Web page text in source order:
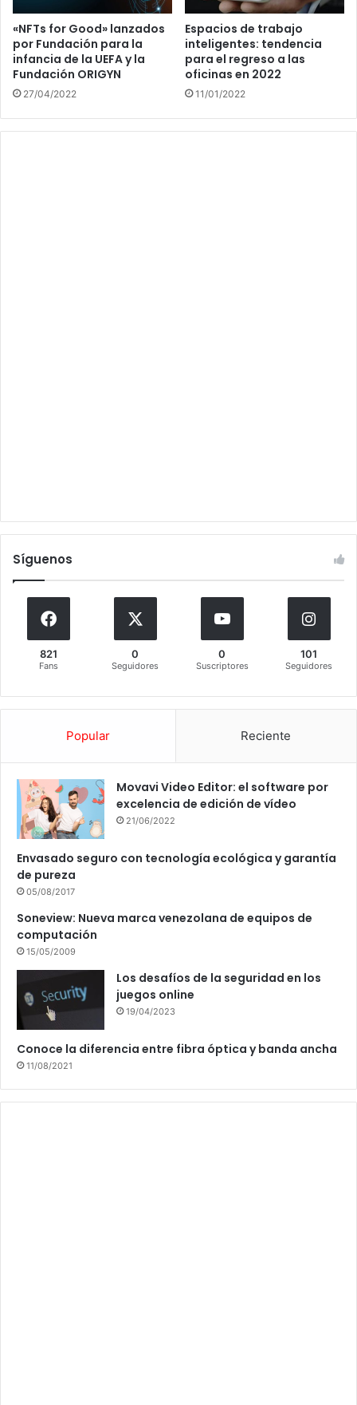
«NFTs for Good» lanzados
por Fundación para la
infancia de la UEFA y la
Fundación ORIGYN
27/04/2022
Espacios de trabajo
inteligentes: tendencia
para el regreso a las
oficinas en 2022
11/01/2022
Síguenos
821
Fans
0
Seguidores
0
Suscriptores
101
Seguidores
Popular Reciente
Movavi Video Editor: el software por
excelencia de edición de vídeo
21/06/2022
Envasado seguro con tecnología ecológica y garantía
de pureza
05/08/2017
Soneview: Nueva marca venezolana de equipos de
computación
15/05/2009
Los desafíos de la seguridad en los
juegos online
19/04/2023
Conoce la diferencia entre fibra óptica y banda ancha
11/08/2021